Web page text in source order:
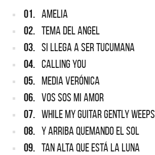
01. AMELIA
02. TEMA DEL ANGEL
03. SI LLEGA A SER TUCUMANA
04. CALLING YOU
05. MEDIA VERÓNICA
06. VOS SOS MI AMOR
07. WHILE MY GUITAR GENTLY WEEPS
08. Y ARRIBA QUEMANDO EL SOL
09. TAN ALTA QUE ESTÁ LA LUNA